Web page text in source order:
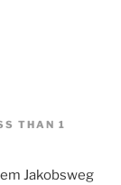
THAN 1
Jakobsweg